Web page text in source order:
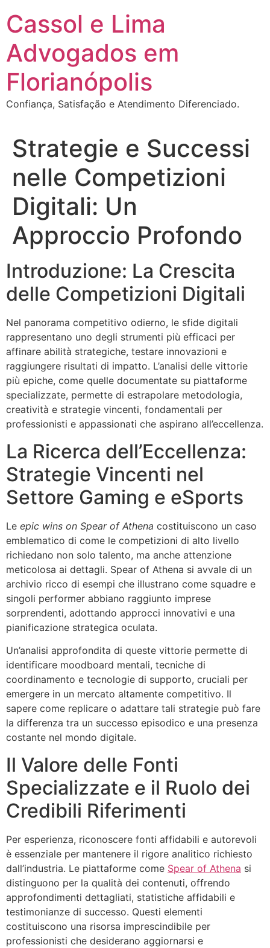
para
conteúdo
Cassol e Lima
Advogados em
Florianópolis
Confiança, Satisfação e Atendimento Diferenciado.
Strategie e Successi
nelle Competizioni
Digitali: Un
Approccio Profondo
Introduzione: La Crescita
delle Competizioni Digitali
Nel panorama competitivo odierno, le sfide digitali
rappresentano uno degli strumenti più efficaci per
affinare abilità strategiche, testare innovazioni e
raggiungere risultati di impatto. L’analisi delle vittorie
più epiche, come quelle documentate su piattaforme
specializzate, permette di estrapolare metodologia,
creatività e strategie vincenti, fondamentali per
professionisti e appassionati che aspirano all’eccellenza.
La Ricerca dell’Eccellenza:
Strategie Vincenti nel
Settore Gaming e eSports
Le epic wins on Spear of Athena costituiscono un caso
emblematico di come le competizioni di alto livello
richiedano non solo talento, ma anche attenzione
meticolosa ai dettagli. Spear of Athena si avvale di un
archivio ricco di esempi che illustrano come squadre e
singoli performer abbiano raggiunto imprese
sorprendenti, adottando approcci innovativi e una
pianificazione strategica oculata.
Un’analisi approfondita di queste vittorie permette di
identificare moodboard mentali, tecniche di
coordinamento e tecnologie di supporto, cruciali per
emergere in un mercato altamente competitivo. Il
sapere come replicare o adattare tali strategie può fare
la differenza tra un successo episodico e una presenza
costante nel mondo digitale.
Il Valore delle Fonti
Specializzate e il Ruolo dei
Credibili Riferimenti
Per esperienza, riconoscere fonti affidabili e autorevoli
è essenziale per mantenere il rigore analitico richiesto
dall’industria. Le piattaforme come Spear of Athena si
distinguono per la qualità dei contenuti, offrendo
approfondimenti dettagliati, statistiche affidabili e
testimonianze di successo. Questi elementi
costituiscono una risorsa imprescindibile per
professionisti che desiderano aggiornarsi e